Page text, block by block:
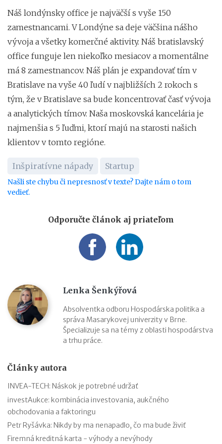
Náš londýnsky office je najväčší s vyše 150
zamestnancami. V Londýne sa deje väčšina nášho
vývoja a všetky komerčné aktivity. Náš bratislavský
office funguje len niekoľko mesiacov a momentálne
má 8 zamestnancov. Náš plán je expandovať tím v
Bratislave na vyše 40 ľudí v najbližších 2 rokoch s
tým, že v Bratislave sa bude koncentrovať časť vývoja
a analytických tímov. Naša moskovská kancelária je
najmenšia s 5 ľuďmi, ktorí majú na starosti našich
klientov v tomto regióne.
Inšpiratívne nápady Startup
Našli ste chybu či nepresnosť v texte? Dajte nám o tom
vedieť.
Odporučte článok aj priateľom
Lenka Šenkýřová
Absolventka odboru Hospodárska politika a
správa Masarykovej univerzity v Brne.
Špecializuje sa na témy z oblasti hospodárstva
a trhu práce.
Články autora
INVEA-TECH: Náskok je potrebné udržať
investAukce: kombinácia investovania, aukčného
obchodovania a faktoringu
Petr Ryšávka: Nikdy by ma nenapadlo, čo ma bude živiť
Firemná kreditná karta - výhody a nevýhody